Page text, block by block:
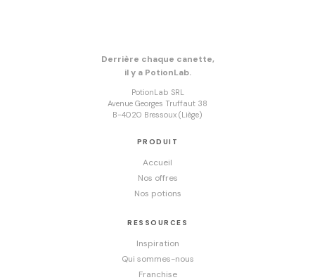
Derrière chaque canette,
il y a PotionLab.
PotionLab SRL
Avenue Georges Truffaut 38
B-4020 Bressoux (Liège)
PRODUIT
Accueil
Nos offres
Nos potions
RESSOURCES
Inspiration
Qui sommes-nous
Franchise